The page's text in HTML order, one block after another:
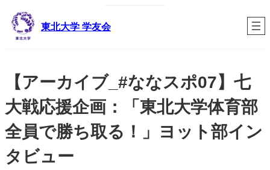
容
プ
東北大学 学友会
【アーカイブ_#ななスポ07】七
大戦応援企画：「東北大学体育部
全員で勝ち取る！」ヨット部イン
タビュー